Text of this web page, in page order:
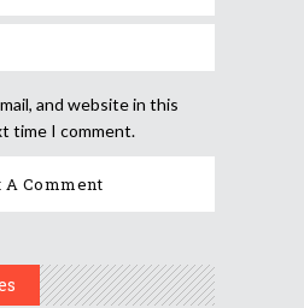
and website in this
time I comment.